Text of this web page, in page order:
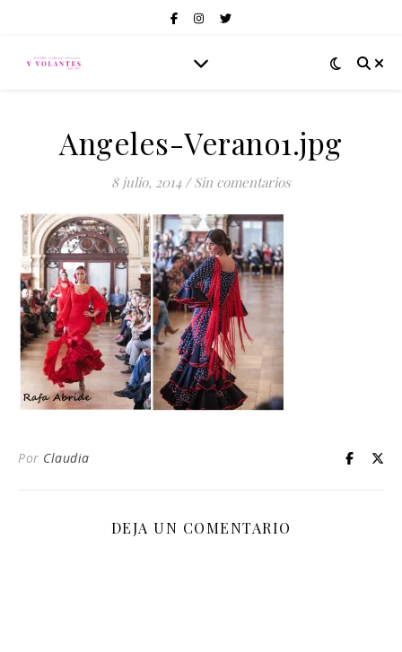
Angeles-Verano1.jpg
8 julio, 2014 / Sin comentarios
Por Claudia
DEJA UN COMENTARIO